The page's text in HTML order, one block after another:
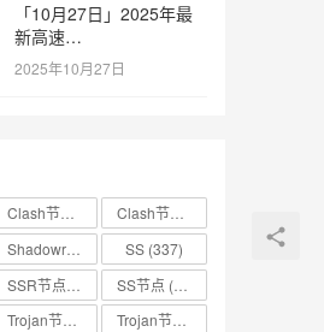
「10月27日」2025年最
新高速
SSR/v2ray/Clash/trojan
节点免费分享
2025年10月27日
(336) (333)
SS (337)
SS节点 (335)